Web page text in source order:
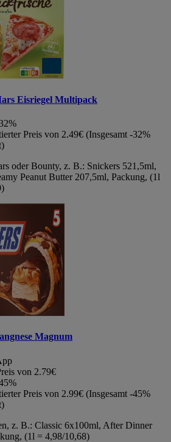
Eisriegel Multipack
Preis von 2.49€ (Insgesamt -32%
oder Bounty, z. B.: Snickers 521,5ml,
Peanut Butter 207,5ml, Packung, (1l
Magnum
von 2.79€
Preis von 2.99€ (Insgesamt -45%
z. B.: Classic 6x100ml, After Dinner
(1l = 4,98/10,68)